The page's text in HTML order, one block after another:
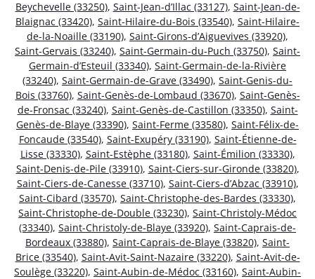
Beychevelle (33250), Saint-Jean-d’Illac (33127), Saint-Jean-de-
Blaignac (33420), Saint-Hilaire-du-Bois (33540), Saint-Hilaire-
de-la-Noaille (33190), Saint-Girons-d’Aiguevives (33920),
Saint-Gervais (33240), Saint-Germain-du-Puch (33750), Saint-
Germain-d’Esteuil (33340), Saint-Germain-de-la-Rivière
(33240), Saint-Germain-de-Grave (33490), Saint-Genis-du-
Bois (33760), Saint-Genès-de-Lombaud (33670), Saint-Genès-
de-Fronsac (33240), Saint-Genès-de-Castillon (33350), Saint-
Genès-de-Blaye (33390), Saint-Ferme (33580), Saint-Félix-de-
Foncaude (33540), Saint-Exupéry (33190), Saint-Étienne-de-
Lisse (33330), Saint-Estèphe (33180), Saint-Émilion (33330),
Saint-Denis-de-Pile (33910), Saint-Ciers-sur-Gironde (33820),
Saint-Ciers-de-Canesse (33710), Saint-Ciers-d’Abzac (33910),
Saint-Cibard (33570), Saint-Christophe-des-Bardes (33330),
Saint-Christophe-de-Double (33230), Saint-Christoly-Médoc
(33340), Saint-Christoly-de-Blaye (33920), Saint-Caprais-de-
Bordeaux (33880), Saint-Caprais-de-Blaye (33820), Saint-
Brice (33540), Saint-Avit-Saint-Nazaire (33220), Saint-Avit-de-
Soulège (33220), Saint-Aubin-de-Médoc (33160), Saint-Aubin-